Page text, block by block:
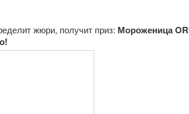
жюри, получит приз: Мороженица